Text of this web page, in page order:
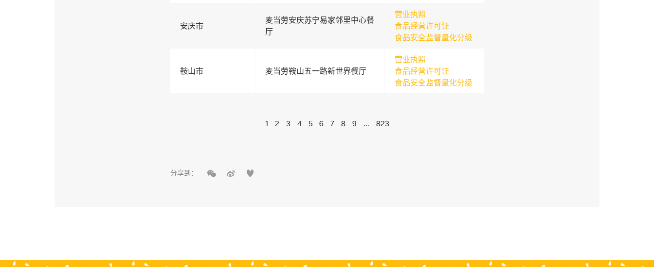
安庆市
麦当劳安庆苏宁易家邻里中心餐
厅
营业执照
食品经营许可证
食品安全监督量化分级
鞍山市 麦当劳鞍山五一路新世界餐厅
营业执照
食品经营许可证
食品安全监督量化分级
1 2 3 4 5 6 7 8 9 ... 823
分享到：   